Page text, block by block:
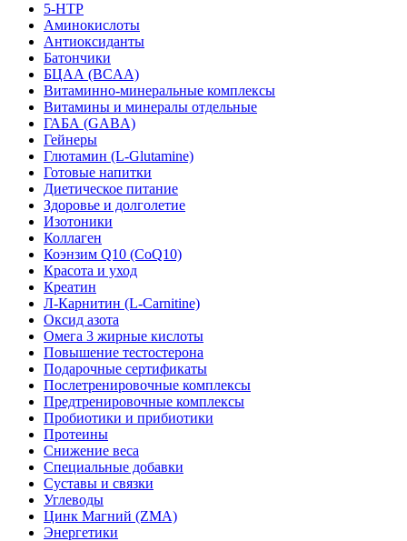
5-HTP
Аминокислоты
Антиоксиданты
Батончики
БЦАА (BCAA)
Витаминно-минеральные комплексы
Витамины и минералы отдельные
ГАБА (GABA)
Гейнеры
Глютамин (L-Glutamine)
Готовые напитки
Диетическое питание
Здоровье и долголетие
Изотоники
Коллаген
Коэнзим Q10 (CoQ10)
Красота и уход
Креатин
Л-Карнитин (L-Сarnitine)
Оксид азота
Омега 3 жирные кислоты
Повышение тестостерона
Подарочные сертификаты
Послетренировочные комплексы
Предтренировочные комплексы
Пробиотики и прибиотики
Протеины
Снижение веса
Специальные добавки
Суставы и связки
Углеводы
Цинк Магний (ZMA)
Энергетики